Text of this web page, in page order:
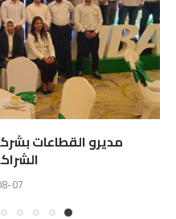
مديرو القطاعات
07